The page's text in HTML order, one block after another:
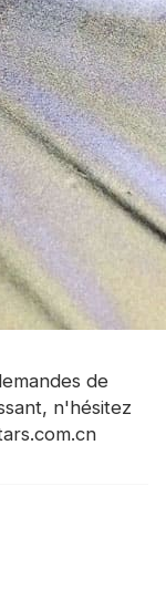
de
n'hésitez